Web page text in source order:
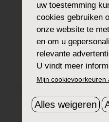
uw toestemming
cookies gebruiken
onze website te
en om u
relevante
U vindt meer
Mijn cookievoorkeuren
Alles weigeren